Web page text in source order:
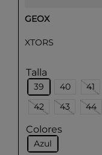
GEOX
XTORS
Talla
39 40
41
42
43 44
Colores
Azul